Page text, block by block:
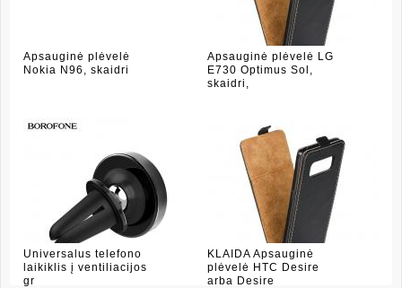
Apsauginė plėvelė
Nokia N96, skaidri
Apsauginė plėvelė LG
E730 Optimus Sol,
skaidri,
Universalus telefono
laikiklis į ventiliacijos
gr
KLAIDA Apsauginė
plėvelė HTC Desire
arba Desire